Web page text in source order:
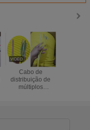
Cabo de
distribuição de
múltiplos